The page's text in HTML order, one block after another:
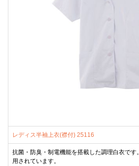
レディス半袖上衣(襟付) 25116
抗菌・防臭・制電機能を搭載した調理白衣です
用されています。